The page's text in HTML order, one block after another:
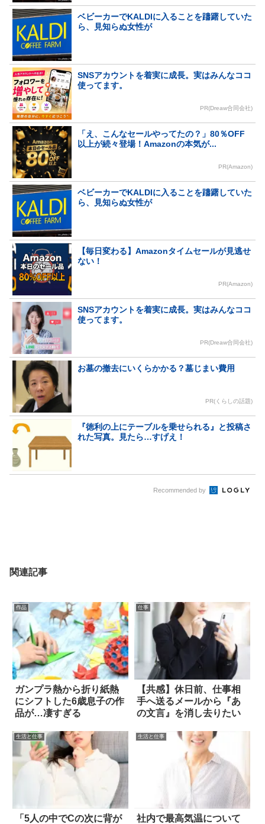
ベビーカーでKALDIに入ることを躊躇していた
ら、見知らぬ女性が
SNSアカウントを着実に成長。実はみんなココ
使ってます。
PR(Dreaw合同会社)
「え、こんなセールやってたの？」80％OFF
以上が続々登場！Amazonの本気が...
PR(Amazon)
ベビーカーでKALDIに入ることを躊躇していた
ら、見知らぬ女性が
【毎日変わる】Amazonタイムセールが見逃せ
ない！
PR(Amazon)
SNSアカウントを着実に成長。実はみんなココ
使ってます。
PR(Dreaw合同会社)
お墓の撤去にいくらかかる？墓じまい費用
PR(くらしの話題)
『徳利の上にテーブルを乗せられる』と投稿さ
れた写真。見たら…すげえ！
Recommended by
関連記事
作品
ガンプラ熱から折り紙熱
にシフトした6歳息子の作
品が…凄すぎる
仕事
【共感】休日前、仕事相
手へ送るメールから『あ
の文言』を消し去りたい
生活と仕事
「5人の中でCの次に背が
生活と仕事
社内で最高気温について